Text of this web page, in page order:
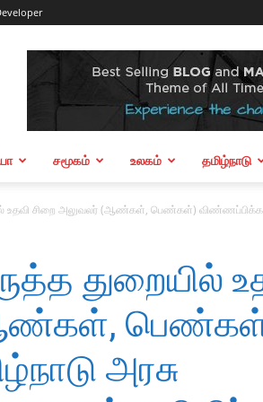
சமூகம் உலகம் தமிழ்நாடு
உதவி சிறை அலுவலர் (ஆண்கள், பெண்கள்) விண்ணப்பிக்க
துறையில்
அரசு